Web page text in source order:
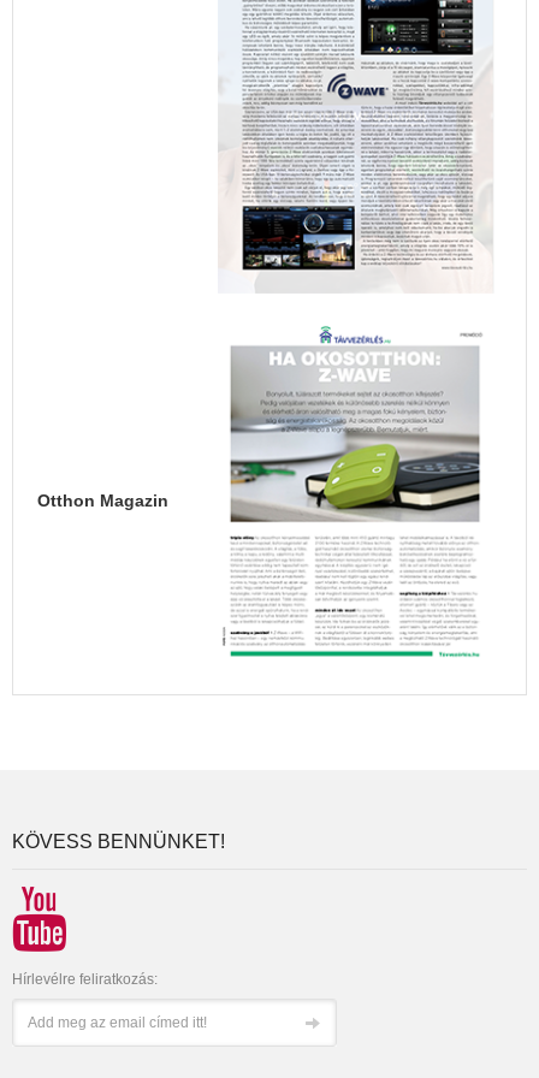
Otthon Magazin
KÖVESS BENNÜNKET!
Hírlevélre feliratkozás: